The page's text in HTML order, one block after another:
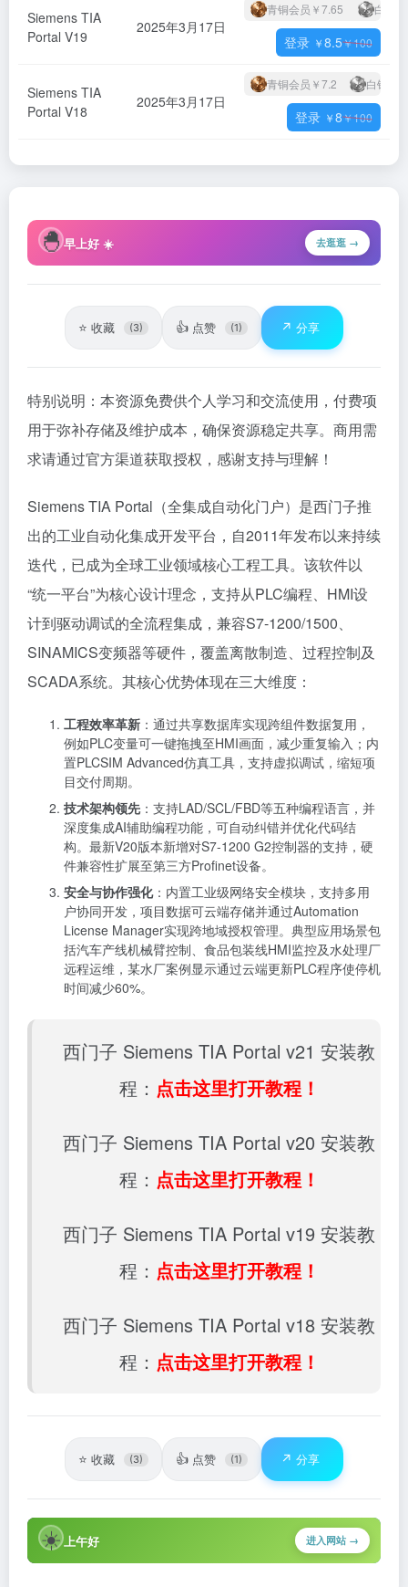
Siemens TIA
Portal V19
2025年3月17日
青铜会员 ￥7.65 白银
登录 ￥8.5￥100
Siemens TIA
Portal V18
2025年3月17日
青铜会员 ￥7.2 白银会
登录 ￥8￥100
🐣早上好 ☀️ 去逛逛 →
⭐ 收藏 (3) 👍 点赞 (1) ↗️ 分享
特别说明：本资源免费供个人学习和交流使用，付费项
用于弥补存储及维护成本，确保资源稳定共享。商用需
求请通过官方渠道获取授权，感谢支持与理解！
Siemens TIA Portal（全集成自动化门户）是西门子推
出的工业自动化集成开发平台，自2011年发布以来持续
迭代，已成为全球工业领域核心工程工具。该软件以
“统一平台”为核心设计理念，支持从PLC编程、HMI设
计到驱动调试的全流程集成，兼容S7-1200/1500、
SINAMICS变频器等硬件，覆盖离散制造、过程控制及
SCADA系统。其核心优势体现在三大维度：
工程效率革新 ：通过共享数据库实现跨组件数据复用，
例如PLC变量可一键拖拽至HMI画面，减少重复输入；内
置PLCSIM Advanced仿真工具，支持虚拟调试，缩短项
目交付周期。
技术架构领先 ：支持LAD/SCL/FBD等五种编程语言，并
深度集成AI辅助编程功能，可自动纠错并优化代码结
构。最新V20版本新增对S7-1200 G2控制器的支持，硬
件兼容性扩展至第三方Profinet设备。
安全与协作强化：内置工业级网络安全模块，支持多用
户协同开发，项目数据可云端存储并通过Automation
License Manager实现跨地域授权管理。典型应用场景包
括汽车产线机械臂控制、食品包装线HMI监控及水处理厂
远程运维，某水厂案例显示通过云端更新PLC程序使停机
时间减少60%。
西门子 Siemens TIA Portal v21 安装教
程： 点击这里打开教程！
西门子 Siemens TIA Portal v20 安装教
程： 点击这里打开教程！
西门子 Siemens TIA Portal v19 安装教
程： 点击这里打开教程！
西门子 Siemens TIA Portal v18 安装教
程： 点击这里打开教程！
⭐ 收藏 (3) 👍 点赞 (1) ↗️ 分享
☀️ 上午好 进入网站 →